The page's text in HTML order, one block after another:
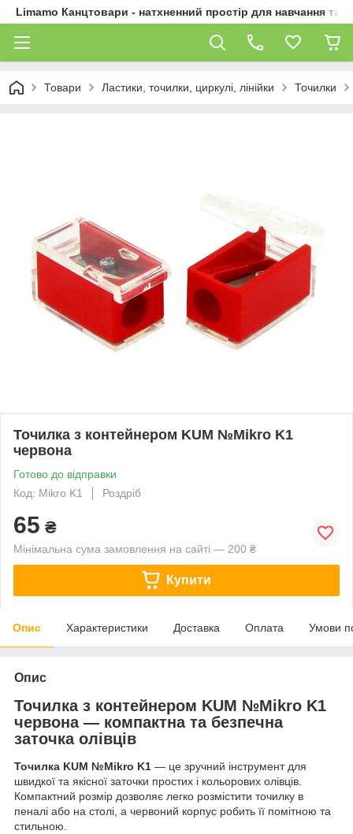
Limamo Канцтовари - натхненний простір для навчання та
Товари Ластики, точилки, циркулі, лінійки Точилки
Точилка з контейнером KUM №Mikro K1
червона
Готово до відправки
Код: Mikro K1
Роздріб
65 ₴
Мінімальна сума замовлення на сайті — 200 ₴
Купити
Опис Характеристики Доставка Оплата Умови
Опис
Точилка з контейнером KUM №Mikro K1
червона — компактна та безпечна
заточка олівців
Точилка KUM №Mikro K1 — це зручний інструмент для
швидкої та якісної заточки простих і кольорових олівців.
Компактний розмір дозволяє легко розмістити точилку в
пеналі або на столі, а червоний корпус робить її помітною та
стильною.